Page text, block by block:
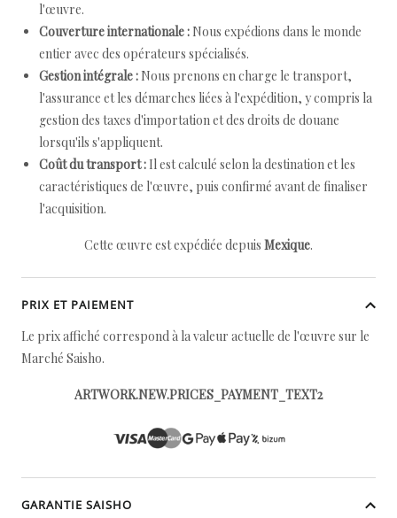
l'œuvre.
Couverture internationale : Nous expédions dans le monde
entier avec des opérateurs spécialisés.
Gestion intégrale : Nous prenons en charge le transport,
l'assurance et les démarches liées à l'expédition, y compris la
gestion des taxes d'importation et des droits de douane
lorsqu'ils s'appliquent.
Coût du transport : Il est calculé selon la destination et les
caractéristiques de l'œuvre, puis confirmé avant de finaliser
l'acquisition.
Cette œuvre est expédiée depuis Mexique.
PRIX ET PAIEMENT
Le prix affiché correspond à la valeur actuelle de l'œuvre sur le
Marché Saisho.
ARTWORK.NEW.PRICES_PAYMENT_TEXT2
GARANTIE SAISHO